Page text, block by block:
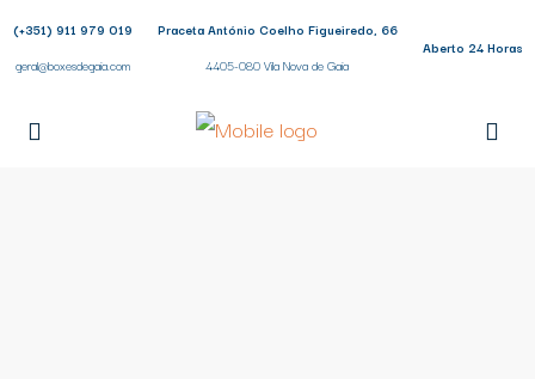
(+351) 911 979 019
geral@boxesdegaia.com
Praceta António Coelho Figueiredo, 66
4405-080 Vila Nova de Gaia
Aberto 24 Horas